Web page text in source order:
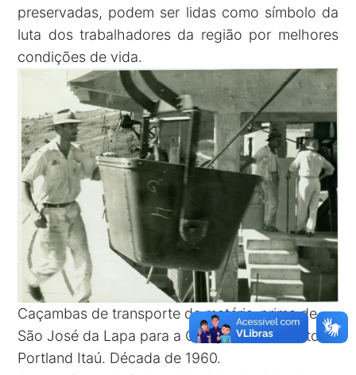
preservadas, podem ser lidas como símbolo da
luta dos trabalhadores da região por melhores
condições de vida.
Caçambas de transporte de matéria-prima de
São José da Lapa para a Companhia Cimento
Portland Itaú. Década de 1960.